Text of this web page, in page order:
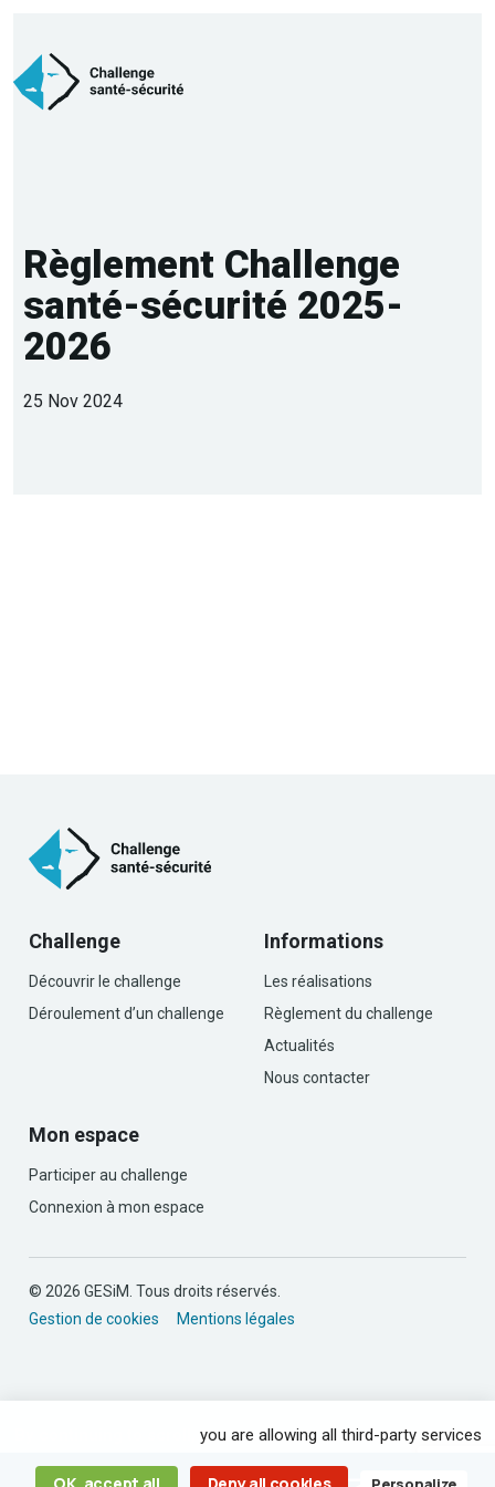
Règlement Challenge
santé-sécurité 2025-
2026
25 Nov 2024
Challenge
Découvrir le challenge
Déroulement d’un challenge
Informations
Les réalisations
Règlement du challenge
Actualités
Nous contacter
Mon espace
Participer au challenge
Connexion à mon espace
© 2026 GESiM. Tous droits réservés.
Gestion de cookies
Mentions légales
you are allowing all third-party services